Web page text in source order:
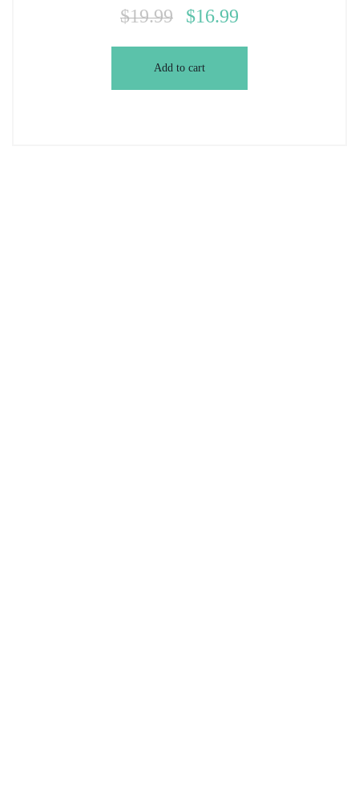
$19.99 $16.99
Add to cart